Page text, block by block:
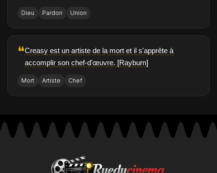
Dieu Pardon Union
❝Creasy est un artiste de la mort et il s'apprête à
accomplir son chef-d'œuvre. [Rayburn]
Mort Artiste Chef